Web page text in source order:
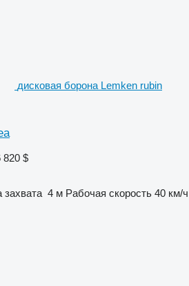
дисковая борона Lemken rubin
820 $
4 м Рабочая скорость 40 км/ч